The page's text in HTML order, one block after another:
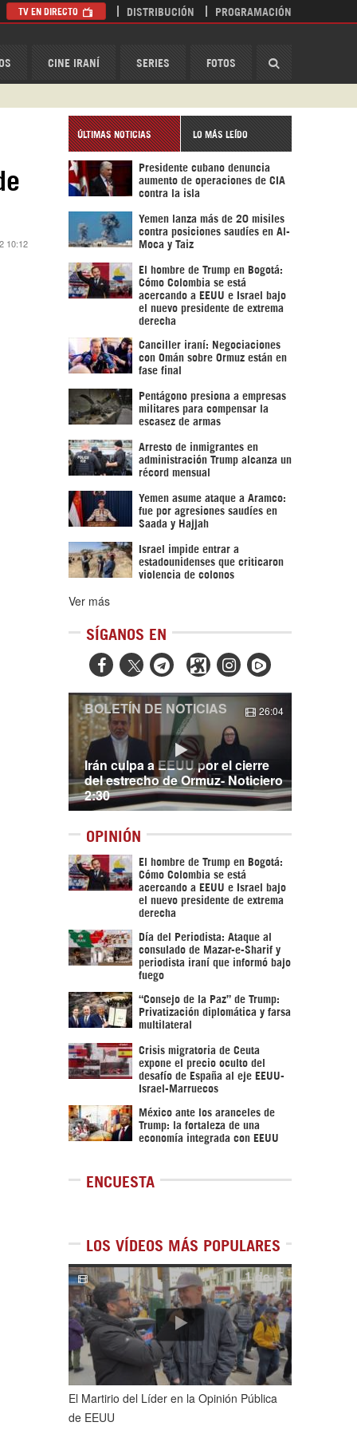
CINE IRANÍ SERIES FOTOS
TV EN DIRECTO DISTRIBUCIÓN PROGRAMACIÓN
10:12
ÚLTIMAS NOTICIAS LO MÁS LEÍDO
Presidente cubano denuncia
aumento de operaciones de CIA
contra la isla
Yemen lanza más de 20 misiles
contra posiciones saudíes en Al-
Moca y Taiz
El hombre de Trump en Bogotá:
Cómo Colombia se está
acercando a EEUU e Israel bajo
el nuevo presidente de extrema
derecha
Canciller iraní: Negociaciones
con Omán sobre Ormuz están en
fase final
Pentágono presiona a empresas
militares para compensar la
escasez de armas
Arresto de inmigrantes en
administración Trump alcanza un
récord mensual
Yemen asume ataque a Aramco:
fue por agresiones saudíes en
Saada y Hajjah
Israel impide entrar a
estadounidenses que criticaron
violencia de colonos
Ver más
SÍGANOS EN
  
Irán culpa a EEUU por el cierre
del estrecho de Ormuz- Noticiero
2:30
BOLETÍN DE NOTICIAS 26:04
OPINIÓN
El hombre de Trump en Bogotá:
Cómo Colombia se está
acercando a EEUU e Israel bajo
el nuevo presidente de extrema
derecha
Día del Periodista: Ataque al
consulado de Mazar-e-Sharif y
periodista iraní que informó bajo
fuego
“Consejo de la Paz” de Trump:
Privatización diplomática y farsa
multilateral
Crisis migratoria de Ceuta
expone el precio oculto del
desafío de España al eje EEUU-
Israel-Marruecos
México ante los aranceles de
Trump: la fortaleza de una
economía integrada con EEUU
ENCUESTA
LOS VÍDEOS MÁS POPULARES
1de5
El Martirio del Líder en la Opinión Pública
de EEUU